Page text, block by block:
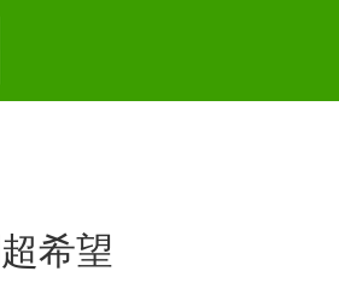
希望